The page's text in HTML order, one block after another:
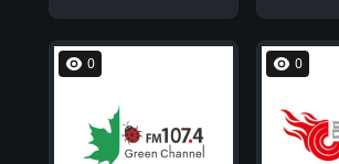
0 0